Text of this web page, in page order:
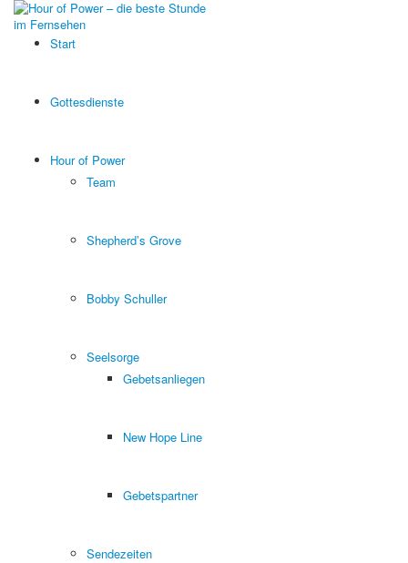
Start
Gottesdienste
Hour of Power
Team
Shepherd’s Grove
Bobby Schuller
Seelsorge
Gebetsanliegen
New Hope Line
Gebetspartner
Sendezeiten